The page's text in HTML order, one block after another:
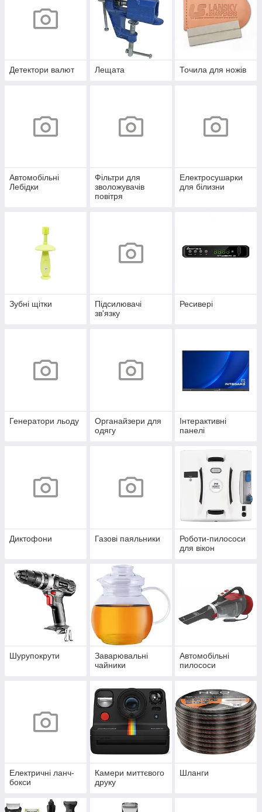
Детектори валют Лещата Точила для ножів
Автомобільні
Лебідки
Фільтри для
зволожувачів
повітря
Електросушарки
для білизни
Зубні щітки
Підсилювачі
зв'язку
Ресивері
Генератори льоду
Органайзери для
одягу
Інтерактивні
панелі
Диктофони Газові паяльники
Роботи-пилососи
для вікон
Шурупокрути
Заварювальні
чайники
Автомобільні
пилососи
Електричні ланч-
бокси
Камери миттєвого
друку
Шланги